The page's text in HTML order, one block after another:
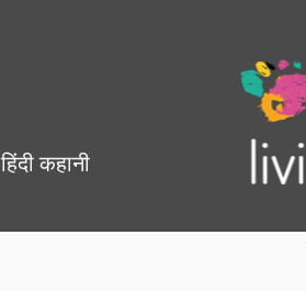
हिंदी कहानी